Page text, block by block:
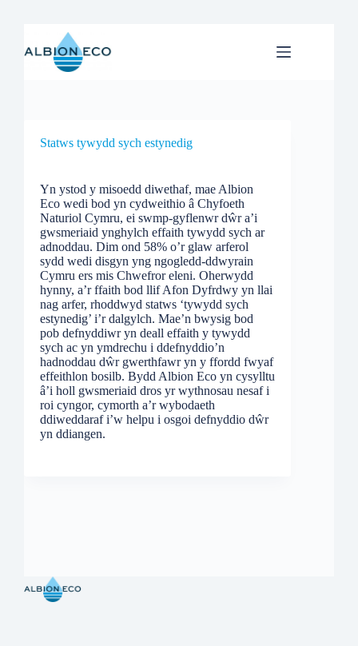
to
content
Statws tywydd sych estynedig
Yn ystod y misoedd diwethaf, mae Albion
Eco wedi bod yn cydweithio â Chyfoeth
Naturiol Cymru, ei swmp-gyflenwr dŵr a’i
gwsmeriaid ynghylch effaith tywydd sych ar
adnoddau. Dim ond 58% o’r glaw arferol
sydd wedi disgyn yng ngogledd-ddwyrain
Cymru ers mis Chwefror eleni. Oherwydd
hynny, a’r ffaith bod llif Afon Dyfrdwy yn llai
nag arfer, rhoddwyd statws ‘tywydd sych
estynedig’ i’r dalgylch. Mae’n bwysig bod
pob defnyddiwr yn deall effaith y tywydd
sych ac yn ymdrechu i ddefnyddio’n
hadnoddau dŵr gwerthfawr yn y ffordd fwyaf
effeithlon bosilb. Bydd Albion Eco yn cysylltu
â’i holl gwsmeriaid dros yr wythnosau nesaf i
roi cyngor, cymorth a’r wybodaeth
ddiweddaraf i’w helpu i osgoi defnyddio dŵr
yn ddiangen.